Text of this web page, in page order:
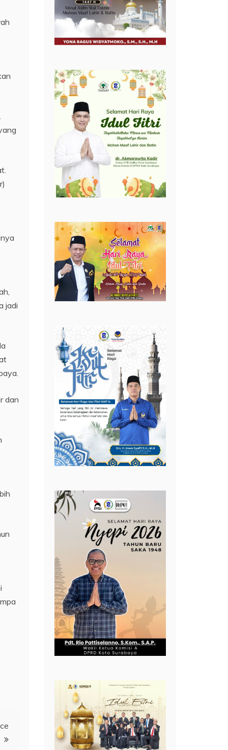
jadi
dan